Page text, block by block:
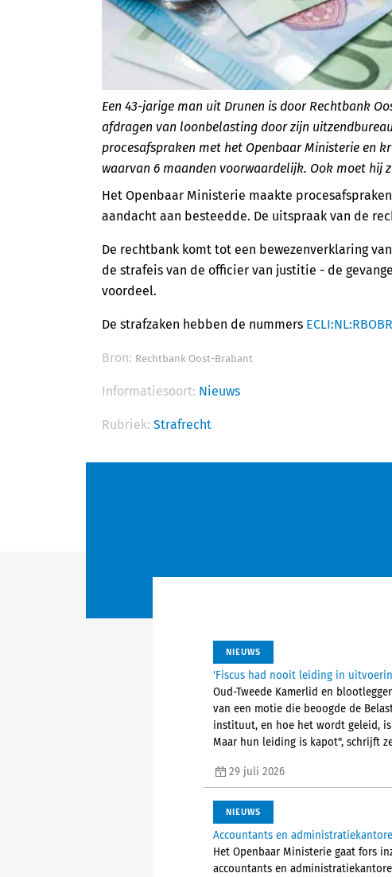
Een 43-jarige man uit Drunen is door Rechtbank
afdragen van loonbelasting door zijn
procesafspraken met het Openbaar Ministerie en
waarvan 6 maanden voorwaardelijk. Ook moet hij
Het Openbaar Ministerie maakte
aandacht aan besteedde. De uitspraak van de
De rechtbank komt tot een bewezenverklaring
de strafeis van de officier van justitie - de
voordeel.
De strafzaken hebben de nummers
Bron: Rechtbank Oost-Brabant
Informatiesoort: Nieuws
Rubriek: Strafrecht
NIEUWS
'Fiscus had nooit leiding in
Oud-Tweede Kamerlid en
van een motie die beoogde de
instituut, en hoe het wordt geleid,
Maar hun leiding is kapot", schrijft
29 juli 2026
NIEUWS
Accountants en
Het Openbaar Ministerie gaat fors
accountants en